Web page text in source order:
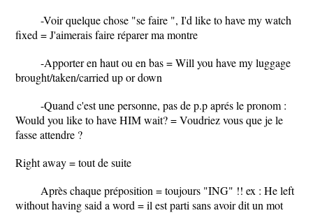
-Voir quelque chose "se faire ", I'd like to have my watch
fixed = J'aimerais faire réparer ma montre
-Apporter en haut ou en bas = Will you have my luggage
brought/taken/carried up or down
-Quand c'est une personne, pas de p.p aprés le pronom :
Would you like to have HIM wait? = Voudriez vous que je le
fasse attendre ?
Right away = tout de suite
Après chaque préposition = toujours "ING" !! ex : He left
without having said a word = il est parti sans avoir dit un mot